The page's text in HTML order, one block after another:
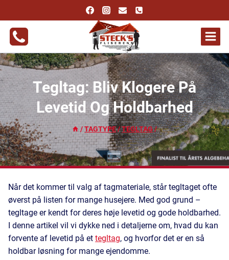
til
indhold
Tegltag: Bliv Klogere På
Levetid Og Holdbarhed
/ TAGTYPE/TEGLTAG/
Når det kommer til valg af tagmateriale, står tegltaget ofte
øverst på listen for mange husejere. Med god grund –
tegltage er kendt for deres høje levetid og gode holdbarhed.
I denne artikel vil vi dykke ned i detaljerne om, hvad du kan
forvente af levetid på et tegltag, og hvorfor det er en så
holdbar løsning for mange ejendomme.